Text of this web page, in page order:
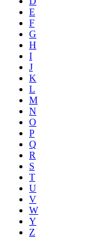
E
F
G
H
I
J
K
L
M
N
O
P
Q
R
S
T
U
V
W
Y
Z